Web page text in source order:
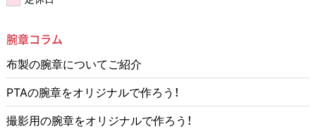
腕章コラム
布製の腕章についてご紹介
PTAの腕章をオリジナルで作ろう！
撮影用の腕章をオリジナルで作ろう！